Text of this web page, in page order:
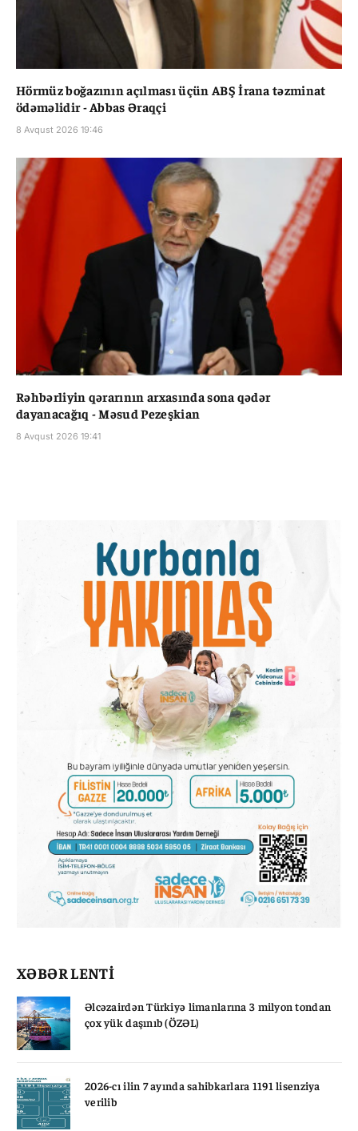
Hörmüz boğazının açılması üçün ABŞ İrana təzminat
ödəməlidir - Abbas Əraqçi
8 Avqust 2026 19:46
Rəhbərliyin qərarının arxasında sona qədər
dayanacağıq - Məsud Pezeşkian
8 Avqust 2026 19:41
XƏBƏR LENTİ
Əlcəzairdən Türkiyə limanlarına 3 milyon tondan
çox yük daşınıb (ÖZƏL)
2026-cı ilin 7 ayında sahibkarlara 1191 lisenziya
verilib